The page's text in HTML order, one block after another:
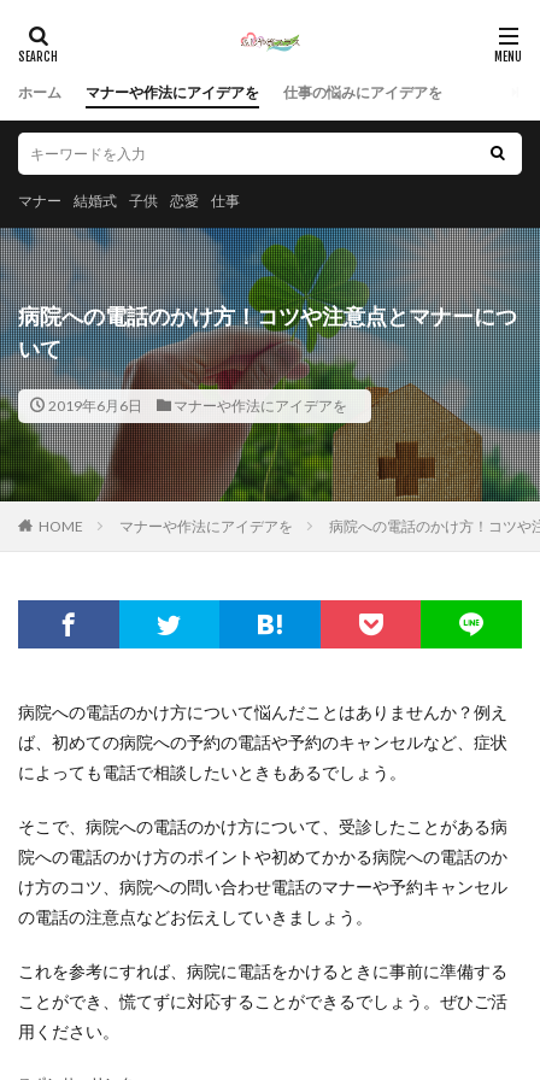
ホーム マナーや作法にアイデアを 仕事の悩みにアイデアを
マナー 結婚式 子供 恋愛 仕事
病院への電話のかけ方！コツや注意点とマナーにつ
いて
2019年6月6日 マナーや作法にアイデアを
HOME マナーや作法にアイデアを 病院への電話のかけ方！コツや
病院への電話のかけ方について悩んだことはありませんか？例え
ば、初めての病院への予約の電話や予約のキャンセルなど、症状
によっても電話で相談したいときもあるでしょう。
そこで、病院への電話のかけ方について、受診したことがある病
院への電話のかけ方のポイントや初めてかかる病院への電話のか
け方のコツ、病院への問い合わせ電話のマナーや予約キャンセル
の電話の注意点などお伝えしていきましょう。
これを参考にすれば、病院に電話をかけるときに事前に準備する
ことができ、慌てずに対応することができるでしょう。ぜひご活
用ください。